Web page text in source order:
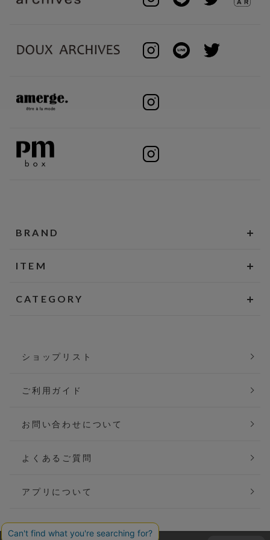
BRAND
ITEM
CATEGORY
ショップリスト
ご利用ガイド
お問い合わせについて
よくあるご質問
アプリについて